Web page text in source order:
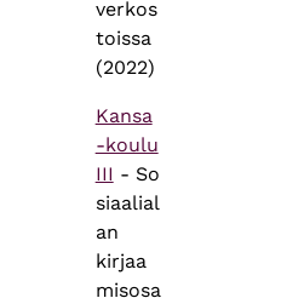
verkos
toissa
(2022)
Kansa
-koulu
III - So
siaalial
an
kirjaa
misosa